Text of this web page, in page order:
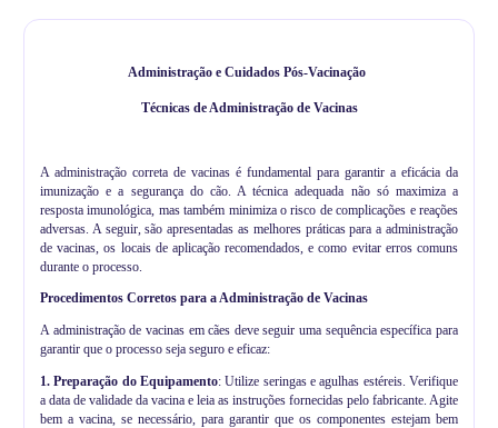
Administração e Cuidados Pós-Vacinação
Técnicas de Administração de Vacinas
A administração correta de vacinas é fundamental para garantir a eficácia da
imunização e a segurança do cão. A técnica adequada não só maximiza a
resposta imunológica, mas também minimiza o risco de complicações e reações
adversas. A seguir, são apresentadas as melhores práticas para a administração
de vacinas, os locais de aplicação recomendados, e como evitar erros comuns
durante o processo.
Procedimentos Corretos para a Administração de Vacinas
A administração de vacinas em cães deve seguir uma sequência específica para
garantir que o processo seja seguro e eficaz:
1.Preparação do Equipamento: Utilize seringas e agulhas estéreis. Verifique
a data de validade da vacina e leia as instruções fornecidas pelo fabricante. Agite
bem a vacina, se necessário, para garantir que os componentes estejam bem